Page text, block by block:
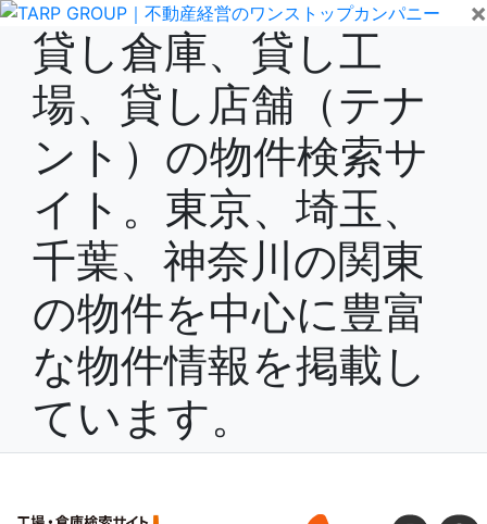
×
貸し倉庫、貸し工
場、貸し店舗（テナ
ント）の物件検索サ
イト。東京、埼玉、
千葉、神奈川の関東
の物件を中心に豊富
な物件情報を掲載し
ています。